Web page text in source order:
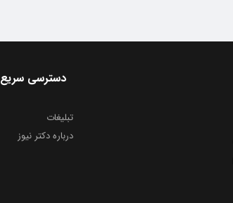
دسترسی سریع
تبلیغات
درباره دکتر نیوز